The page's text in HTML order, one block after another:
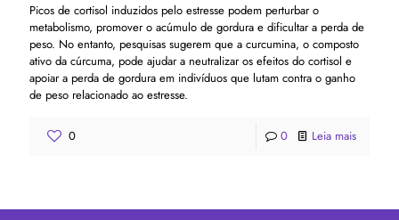
Picos de cortisol induzidos pelo estresse podem perturbar o
metabolismo, promover o acúmulo de gordura e dificultar a perda de
peso. No entanto, pesquisas sugerem que a curcumina, o composto
ativo da cúrcuma, pode ajudar a neutralizar os efeitos do cortisol e
apoiar a perda de gordura em indivíduos que lutam contra o ganho
de peso relacionado ao estresse.
0 0 Leia mais